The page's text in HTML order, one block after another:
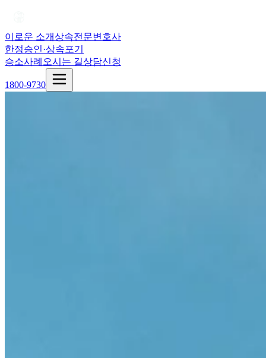
이로운 소개상속전문변호사
한정승인·상속포기
승소사례 오시는 길상담신청
1800-9730